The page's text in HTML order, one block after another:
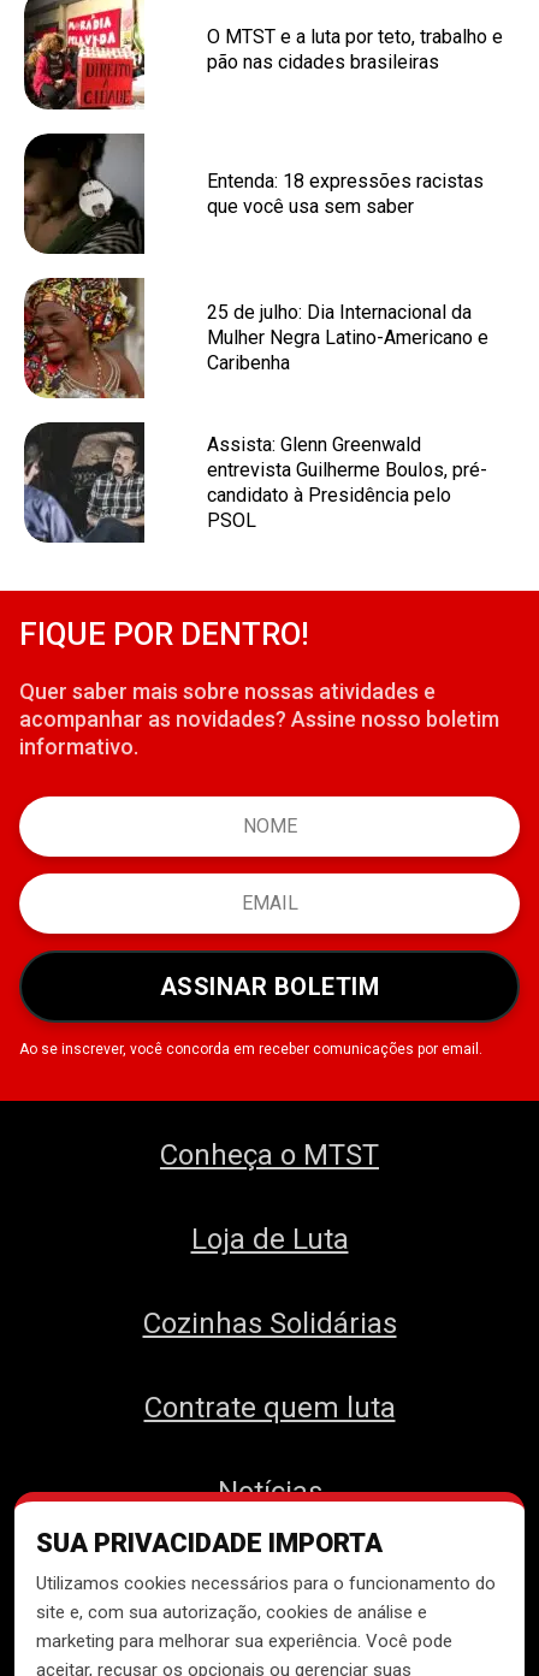
O MTST e a luta por teto, trabalho e
pão nas cidades brasileiras
Entenda: 18 expressões racistas
que você usa sem saber
25 de julho: Dia Internacional da
Mulher Negra Latino-Americano e
Caribenha
Assista: Glenn Greenwald
entrevista Guilherme Boulos, pré-
candidato à Presidência pelo
PSOL
SUA PRIVACIDADE IMPORTA
Utilizamos cookies necessários para o funcionamento do
site e, com sua autorização, cookies de análise e
marketing para melhorar sua experiência. Você pode
aceitar, recusar os opcionais ou gerenciar suas
FIQUE POR DENTRO!
Quer saber mais sobre nossas atividades e
acompanhar as novidades? Assine nosso boletim
informativo.
ASSINAR BOLETIM
Ao se inscrever, você concorda em receber comunicações por email.
Conheça o MTST
Loja de Luta
Cozinhas Solidárias
Contrate quem luta
Notícias
Contato